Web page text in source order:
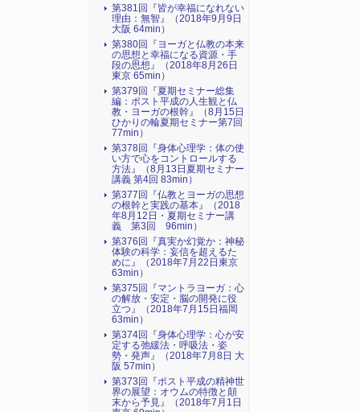
第381回『皆が幸福になれない
理由：無智』（2018年9月9日
大阪 64min）
第380回『ヨーガと仏教の本来
の思想と幸福になる資源・手
段の思想』（2018年8月26日
東京 65min）
第379回『夏期セミナー総集
編：ポスト平成の人生観と仏
教・ヨーガの根幹』（8月15日
ひかりの輪夏期セミナー第7回
77min）
第378回『身体心理学：体の使
い方で心をコントロールする
方法』（8月13日夏期セミナー
講義 第4回 83min）
第377回『仏教とヨーガの思想
の根幹と実践の基本』（2018
年8月12日・夏期セミナー講
義 第3回 96min）
第376回『真実か幻覚か：神秘
体験の科学：妄信を超えるた
めに』（2018年7月22日東京
63min）
第375回『マントラヨーガ：心
の解放・安定・脳の開発に役
立つ』（2018年7月15日福岡
63min）
第374回『身体心理学：心が安
定する弛緩法・呼吸法・姿
勢・発声』（2018年7月8日 大
阪 57min）
第373回『ポスト平成の精神世
界の展望：オウムの特徴と顛
末から予見』（2018年7月1日